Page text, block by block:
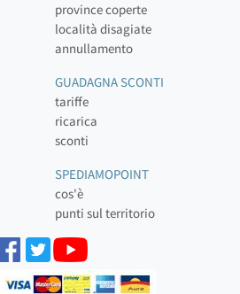
province coperte
località disagiate
annullamento
GUADAGNA SCONTI
tariffe
ricarica
sconti
SPEDIAMOPOINT
cos'è
punti sul territorio